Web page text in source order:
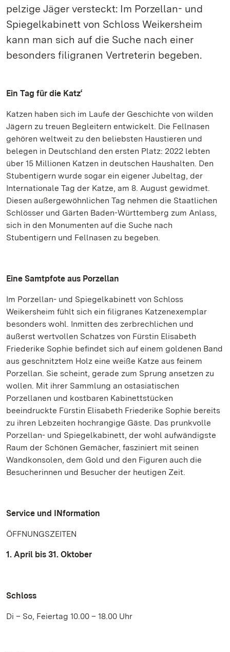
pelzige Jäger versteckt: Im Porzellan- und
Spiegelkabinett von Schloss Weikersheim
kann man sich auf die Suche nach einer
besonders filigranen Vertreterin begeben.
Ein Tag für die Katz‘
Katzen haben sich im Laufe der Geschichte von wilden
Jägern zu treuen Begleitern entwickelt. Die Fellnasen
gehören weltweit zu den beliebsten Haustieren und
belegen in Deutschland den ersten Platz: 2022 lebten
über 15 Millionen Katzen in deutschen Haushalten. Den
Stubentigern wurde sogar ein eigener Jubeltag, der
Internationale Tag der Katze, am 8. August gewidmet.
Diesen außergewöhnlichen Tag nehmen die Staatlichen
Schlösser und Gärten Baden-Württemberg zum Anlass,
sich in den Monumenten auf die Suche nach
Stubentigern und Fellnasen zu begeben.
Eine Samtpfote aus Porzellan
Im Porzellan- und Spiegelkabinett von Schloss
Weikersheim fühlt sich ein filigranes Katzenexemplar
besonders wohl. Inmitten des zerbrechlichen und
äußerst wertvollen Schatzes von Fürstin Elisabeth
Friederike Sophie befindet sich auf einem goldenen Band
aus geschnitztem Holz eine weiße Katze aus feinem
Porzellan. Sie scheint, gerade zum Sprung ansetzen zu
wollen. Mit ihrer Sammlung an ostasiatischen
Porzellanen und kostbaren Kabinettstücken
beeindruckte Fürstin Elisabeth Friederike Sophie bereits
zu ihren Lebzeiten hochrangige Gäste. Das prunkvolle
Porzellan- und Spiegelkabinett, der wohl aufwändigste
Raum der Schönen Gemächer, fasziniert mit seinen
Wandkonsolen, dem Gold und den Figuren auch die
Besucherinnen und Besucher der heutigen Zeit.
Service und INformation
ÖFFNUNGSZEITEN
1. April bis 31. Oktober
Schloss
Di – So, Feiertag 10.00 – 18.00 Uhr